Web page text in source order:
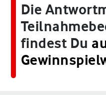
Die
findest Du